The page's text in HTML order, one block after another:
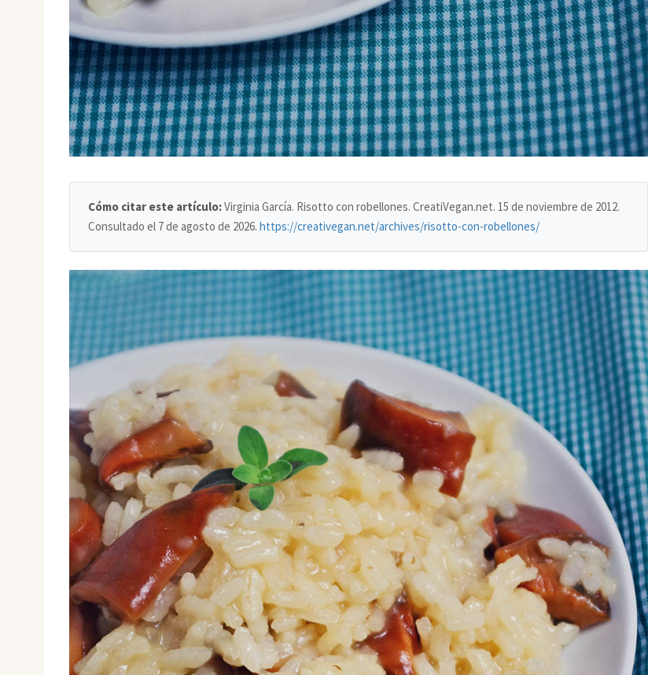
Cómo citar este artículo:Virginia García. Risotto con robellones. CreatiVegan.net. 15 de noviembre de 2012.
Consultado el 7 de agosto de 2026. https://creativegan.net/archives/risotto-con-robellones/